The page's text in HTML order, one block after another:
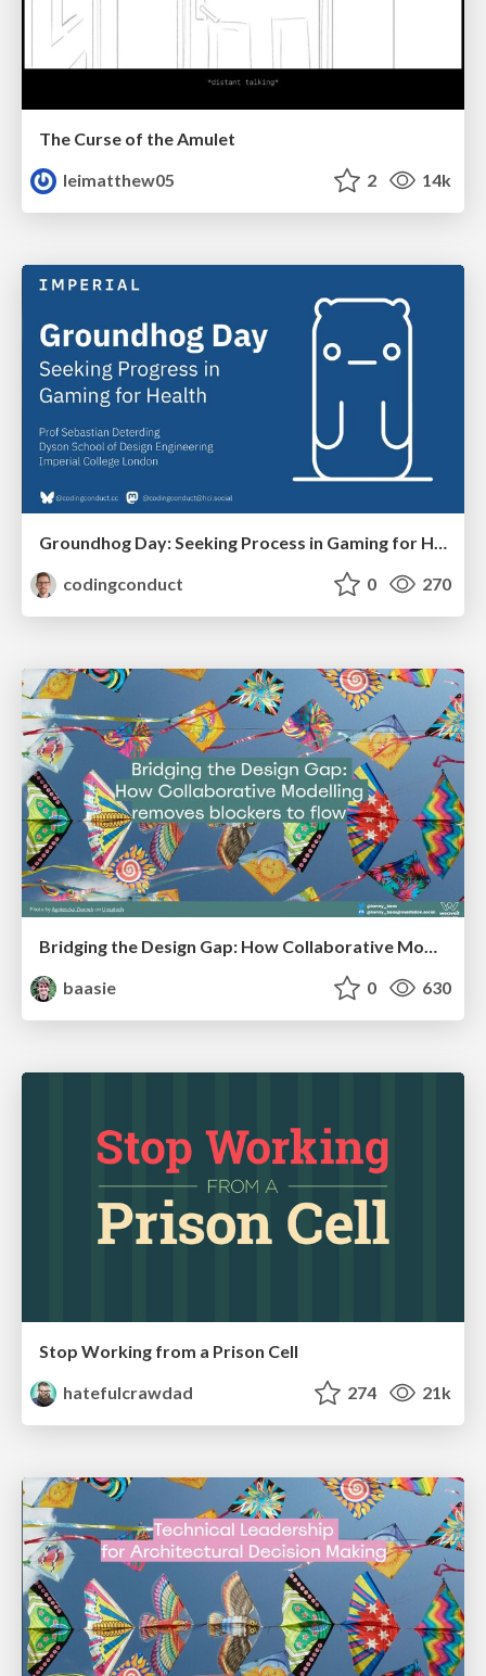
The Curse of the Amulet
leimatthew05
2 14k
Groundhog Day: Seeking Process in Gaming for Health
codingconduct
0 270
Bridging the Design Gap: How Collaborative Modelling removes blockers to flow between stakeholders and teams @FastFlow conf
baasie
0 630
Stop Working from a Prison Cell
hatefulcrawdad
274 21k